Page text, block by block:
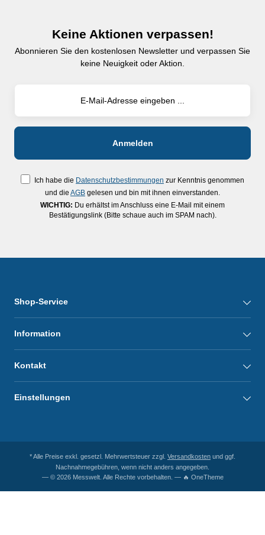
Keine Aktionen verpassen!
Abonnieren Sie den kostenlosen Newsletter und verpassen Sie
keine Neuigkeit oder Aktion.
Ich habe die Datenschutzbestimmungen zur Kenntnis genommen
und die AGB gelesen und bin mit ihnen einverstanden.
WICHTIG: Du erhältst im Anschluss eine E-Mail mit einem
Bestätigungslink (Bitte schaue auch im SPAM nach).
Shop-Service
Information
Kontakt
Einstellungen
* Alle Preise exkl. gesetzl. Mehrwertsteuer zzgl. Versandkosten und ggf.
Nachnahmegebühren, wenn nicht anders angegeben.
— © 2026 Messwelt. Alle Rechte vorbehalten. — 🔥 OneTheme